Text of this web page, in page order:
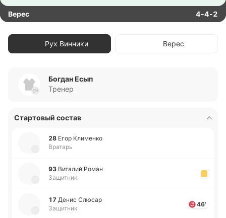
Верес 4-4-2
Рух Винники Верес
Богдан Есып
Тренер
Стартовый состав
28 Егор Кли­ме­нко
Вратарь
93 Ви­та­лий Роман
Защитник
17 Денис Слюсар
Защитник
46'